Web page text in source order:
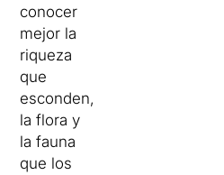
conocer
mejor la
riqueza
que
esconden,
la flora y
la fauna
que los